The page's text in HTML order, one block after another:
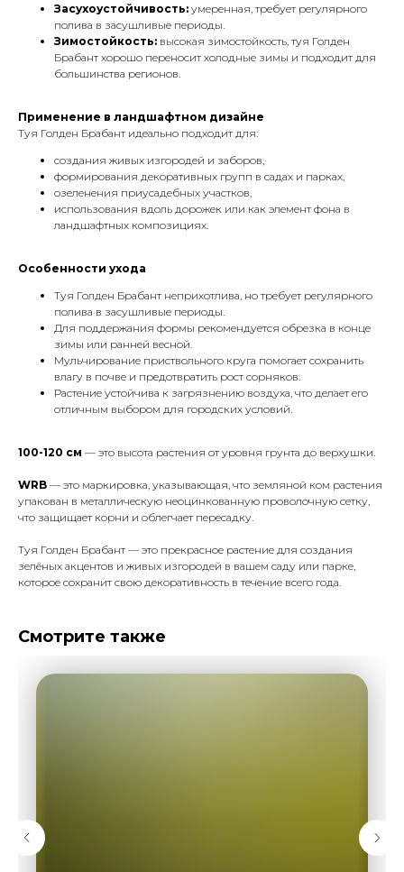
Засухоустойчивость: умеренная, требует регулярного
полива в засушливые периоды.
Зимостойкость: высокая зимостойкость, туя Голден
Брабант хорошо переносит холодные зимы и подходит для
большинства регионов.
Применение в ландшафтном дизайне
Туя Голден Брабант идеально подходит для:
создания живых изгородей и заборов,
формирования декоративных групп в садах и парках,
озеленения приусадебных участков,
использования вдоль дорожек или как элемент фона в
ландшафтных композициях.
Особенности ухода
Туя Голден Брабант неприхотлива, но требует регулярного
полива в засушливые периоды.
Для поддержания формы рекомендуется обрезка в конце
зимы или ранней весной.
Мульчирование приствольного круга помогает сохранить
влагу в почве и предотвратить рост сорняков.
Растение устойчива к загрязнению воздуха, что делает его
отличным выбором для городских условий.
100-120 см — это высота растения от уровня грунта до верхушки.
WRB — это маркировка, указывающая, что земляной ком растения
упакован в металлическую неоцинкованную проволочную сетку,
что защищает корни и облегчает пересадку.
Туя Голден Брабант — это прекрасное растение для создания
зелёных акцентов и живых изгородей в вашем саду или парке,
которое сохранит свою декоративность в течение всего года.
Смотрите также